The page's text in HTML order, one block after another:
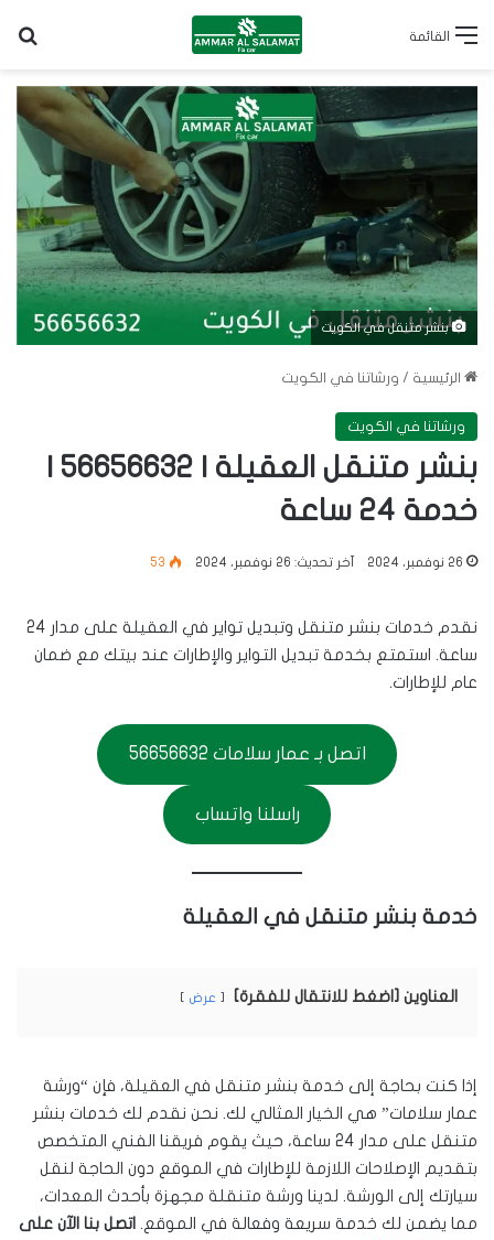
القائمة
بنشر متنقل في الكويت
الرئيسية / ورشاتنا في الكويت
ورشاتنا في الكويت
بنشر متنقل العقيلة | 56656632 |
خدمة 24 ساعة
26 نوفمبر، 2024 آخر تحديث: 26 نوفمبر، 2024 53
نقدم خدمات بنشر متنقل وتبديل تواير في العقيلة على مدار 24
ساعة. استمتع بخدمة تبديل التواير والإطارات عند بيتك مع ضمان
عام للإطارات.
اتصل بـ عمار سلامات 56656632
راسلنا واتساب
خدمة بنشر متنقل في العقيلة
العناوين [اضغط للانتقال للفقرة] عرض
إذا كنت بحاجة إلى خدمة بنشر متنقل في العقيلة، فإن “ورشة
عمار سلامات” هي الخيار المثالي لك. نحن نقدم لك خدمات بنشر
متنقل على مدار 24 ساعة، حيث يقوم فريقنا الفني المتخصص
بتقديم الإصلاحات اللازمة للإطارات في الموقع دون الحاجة لنقل
سيارتك إلى الورشة. لدينا ورشة متنقلة مجهزة بأحدث المعدات،
مما يضمن لك خدمة سريعة وفعالة في الموقع. اتصل بنا الآن على